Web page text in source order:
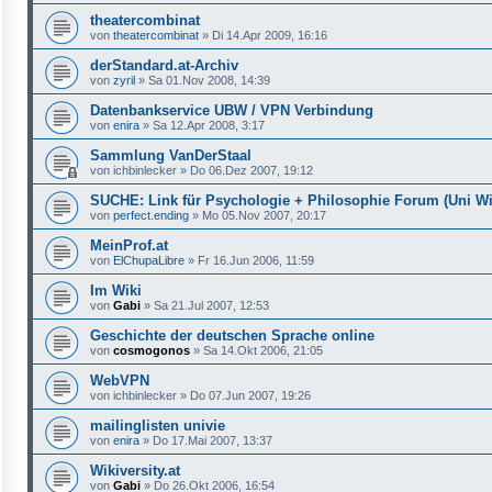
theatercombinat
von theatercombinat » Di 14.Apr 2009, 16:16
derStandard.at-Archiv
von zyril » Sa 01.Nov 2008, 14:39
Datenbankservice UBW / VPN Verbindung
von enira » Sa 12.Apr 2008, 3:17
Sammlung VanDerStaal
von ichbinlecker » Do 06.Dez 2007, 19:12
SUCHE: Link für Psychologie + Philosophie Forum (Uni
von perfect.ending » Mo 05.Nov 2007, 20:17
MeinProf.at
von ElChupaLibre » Fr 16.Jun 2006, 11:59
Im Wiki
von Gabi » Sa 21.Jul 2007, 12:53
Geschichte der deutschen Sprache online
von cosmogonos » Sa 14.Okt 2006, 21:05
WebVPN
von ichbinlecker » Do 07.Jun 2007, 19:26
mailinglisten univie
von enira » Do 17.Mai 2007, 13:37
Wikiversity.at
von Gabi » Do 26.Okt 2006, 16:54